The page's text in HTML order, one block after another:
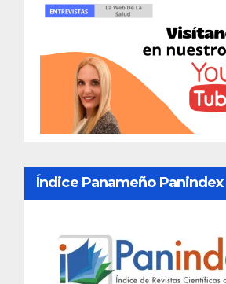
Índice Panameño Panindex